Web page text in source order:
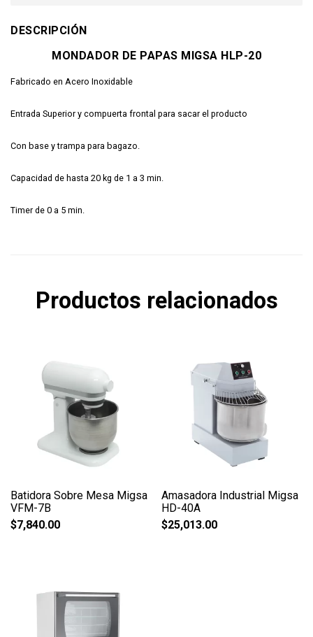
DESCRIPCIÓN
MONDADOR DE PAPAS MIGSA HLP-20
Fabricado en Acero Inoxidable
Entrada Superior y compuerta frontal para sacar el producto
Con base y trampa para bagazo.
Capacidad de hasta 20 kg de 1 a 3 min.
Timer de 0 a 5 min.
Productos relacionados
Batidora Sobre Mesa Migsa
VFM-7B
$7,840.00
Amasadora Industrial Migsa
HD-40A
$25,013.00